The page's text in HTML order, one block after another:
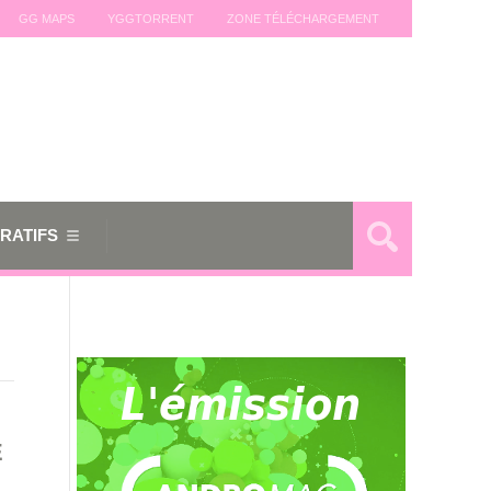
GG MAPS YGGTORRENT ZONE TÉLÉCHARGEMENT